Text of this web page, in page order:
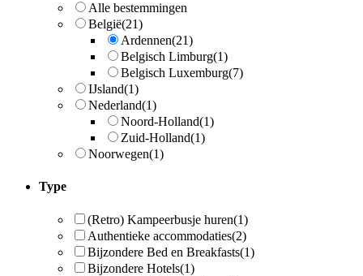
Alle bestemmingen
België(21)
Ardennen(21)
Belgisch Limburg(1)
Belgisch Luxemburg(7)
IJsland(1)
Nederland(1)
Noord-Holland(1)
Zuid-Holland(1)
Noorwegen(1)
Type
(Retro) Kampeerbusje huren(1)
Authentieke accommodaties(2)
Bijzondere Bed en Breakfasts(1)
Bijzondere Hotels(1)